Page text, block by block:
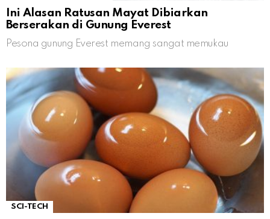
Ini Alasan Ratusan Mayat Dibiarkan
Berserakan di Gunung Everest
Pesona gunung Everest memang sangat memukau
SCI-TECH